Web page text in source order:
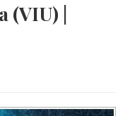
(VIU) |